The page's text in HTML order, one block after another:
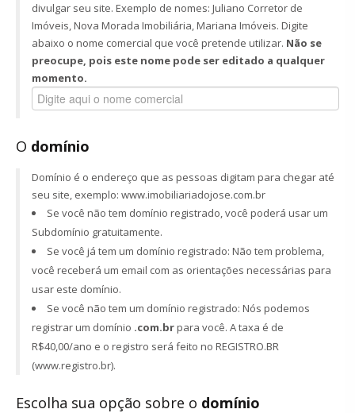
divulgar seu site. Exemplo de nomes: Juliano Corretor de
Imóveis, Nova Morada Imobiliária, Mariana Imóveis. Digite
abaixo o nome comercial que você pretende utilizar. Não se
preocupe, pois este nome pode ser editado a qualquer
momento.
O domínio
Domínio é o endereço que as pessoas digitam para chegar até
seu site, exemplo: www.imobiliariadojose.com.br
Se você não tem domínio registrado, você poderá usar um
Subdomínio gratuitamente.
Se você já tem um domínio registrado: Não tem problema,
você receberá um email com as orientações necessárias para
usar este domínio.
Se você não tem um domínio registrado: Nós podemos
registrar um domínio .com.brpara você. A taxa é de
R$40,00/ano e o registro será feito no REGISTRO.BR
(www.registro.br).
Escolha sua opção sobre o domínio